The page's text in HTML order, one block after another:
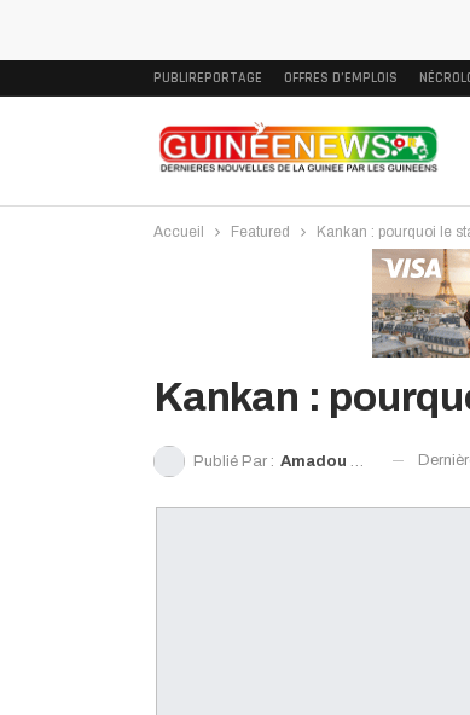
PUBLIREPORTAGE OFFRES D’EMPLOIS
Accueil Featured Kankan : pourquoi le
Kankan :
Publié Par : Amadou Timbo Barry